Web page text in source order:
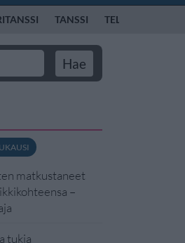
TANSSI TELEVISIO
matkustaneet
–
tukia